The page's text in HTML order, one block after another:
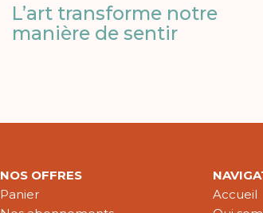
L’art transforme notre
manière de sentir
NOS OFFRES
Panier
Accueil